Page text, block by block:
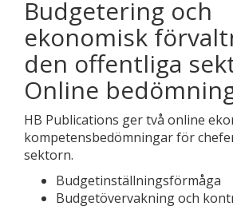
Budgetering och
ekonomisk
den offentliga
Online
HB Publications ger två online
kompetensbedömningar för
sektorn.
Budgetinställningsförmåga
Budgetövervakning och